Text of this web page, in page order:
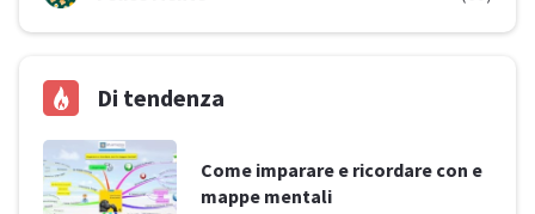
Di tendenza
Come imparare e ricordare con e
mappe mentali